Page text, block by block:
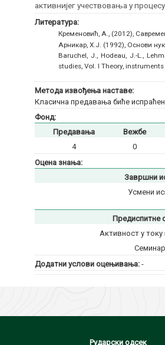
активнијег учествовања у
Литература:
Кременовић, А., (2012),
Арникар, Х.Ј. (1992), Основи
Baruchel, J., Hodeau, J.-L.,
studies, Vol. I Theory,
Метода извођења наставе:
Класична предавања биће
Фонд:
Предавања
Вежбе
4
0
Оцена знања:
Завршни
Усмени
Предиспитне
Активност у
Додатни услови оцењивања:-
Рударски одсек